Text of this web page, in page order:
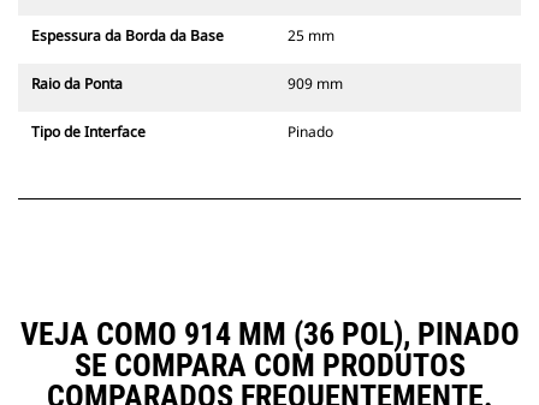
Espessura da Borda da Base 25 mm
Raio da Ponta 909 mm
Tipo de Interface Pinado
VEJA COMO 914 MM (36 POL), PINADO
SE COMPARA COM PRODUTOS
COMPARADOS FREQUENTEMENTE.